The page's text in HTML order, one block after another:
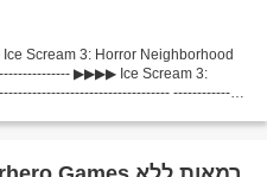
Scream 3: Horror Neighborhood
▶▶▶▶ Ice Scream 3:
---------------